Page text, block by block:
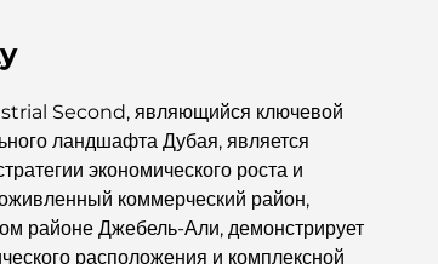
Second, являющийся ключевой
ландшафта Дубая, является
экономического роста и
коммерческий район,
районе Джебель-Али, демонстрирует
расположения и комплексной